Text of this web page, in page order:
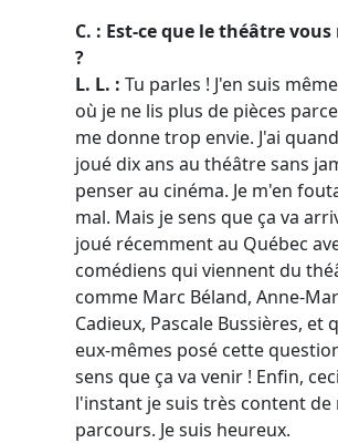
C. : Est-ce que le théâtre
?
L. L. : Tu parles ! J'en suis
où je ne lis plus de pièces
me donne trop envie. J'ai
joué dix ans au théâtre sans
penser au cinéma. Je m'en
mal. Mais je sens que ça va
joué récemment au Québec
comédiens qui viennent du
comme Marc Béland, Anne-
Cadieux, Pascale Bussières, et
eux-mêmes posé cette
sens que ça va venir ! Enfin,
l'instant je suis très content de
parcours. Je suis heureux.